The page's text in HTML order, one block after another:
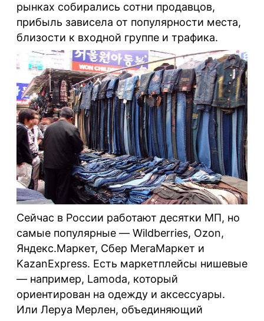
рынках собирались сотни продавцов,
прибыль зависела от популярности места,
близости к входной группе и трафика.
Сейчас в России работают десятки МП, но
самые популярные — Wildberries, Ozon,
Яндекс.Маркет, Сбер МегаМаркет и
KazanExpress. Есть маркетплейсы нишевые
— например, Lamoda, который
ориентирован на одежду и аксессуары.
Или Леруа Мерлен, объединяющий